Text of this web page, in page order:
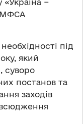
«Україна −
МФСА
під
який
суворо
постанов та
заходів